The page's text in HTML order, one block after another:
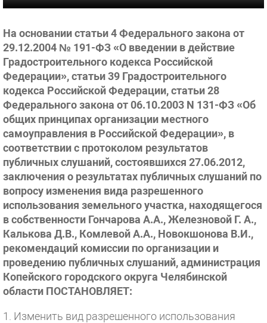
На основании статьи 4 Федерального закона от
29.12.2004 № 191-ФЗ «О введении в действие
Градостроительного кодекса Российской
Федерации», статьи 39 Градостроительного
кодекса Российской Федерации, статьи 28
Федерального закона от 06.10.2003 N 131-ФЗ «Об
общих принципах организации местного
самоуправления в Российской Федерации», в
соответствии с протоколом результатов
публичных слушаний, состоявшихся 27.06.2012,
заключения о результатах публичных слушаний по
вопросу изменения вида разрешенного
использования земельного участка, находящегося
в собственности Гончарова А.А., Железновой Г. А.,
Калькова Д.В., Комлевой А.А., Новокшонова В.И.,
рекомендаций комиссии по организации и
проведению публичных слушаний, администрация
Копейского городского округа Челябинской
области ПОСТАНОВЛЯЕТ:
1. Изменить вид разрешенного использования